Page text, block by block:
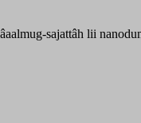
sajattâh lii